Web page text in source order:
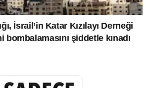
İsrail’in Katar Kızılayı Derneği
bombalamasını şiddetle kınadı